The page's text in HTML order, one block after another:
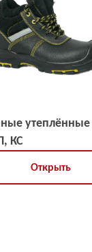
КС
Открыть